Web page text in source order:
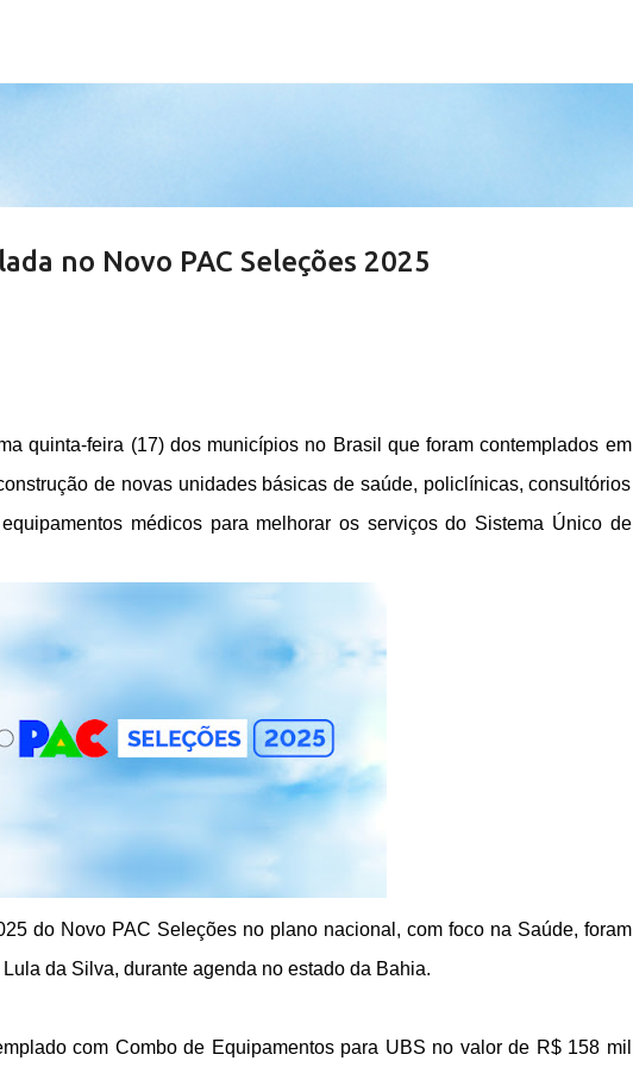
no Novo PAC Seleções 2025
quinta-feira (17) dos municípios no Brasil que foram contemplados em
de novas unidades básicas de saúde, policlínicas, consultórios
médicos para melhorar os serviços do Sistema Único de
do Novo PAC Seleções no plano nacional, com foco na Saúde, foram
da Silva, durante agenda no estado da Bahia.
com Combo de Equipamentos para UBS no valor de R$ 158 mil